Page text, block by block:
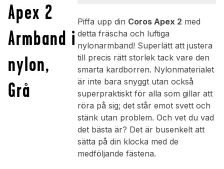
Apex 2
Armband i
nylon,
Grå
Piffa upp din Coros Apex 2 med
detta fräscha och luftiga
nylonarmband! Superlätt att justera
till precis rätt storlek tack vare den
smarta kardborren. Nylonmaterialet
är inte bara snyggt utan också
superpraktiskt för alla som gillar att
röra på sig; det står emot svett och
stänk utan problem. Och vet du vad
det bästa är? Det är busenkelt att
sätta på din klocka med de
medföljande fästena.